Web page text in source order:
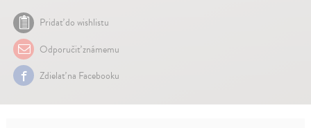
Pridať do wishlistu
Odporučiť známemu
Zdielať na Facebooku